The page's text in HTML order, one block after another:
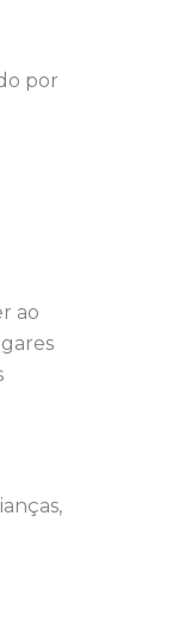
por
ao